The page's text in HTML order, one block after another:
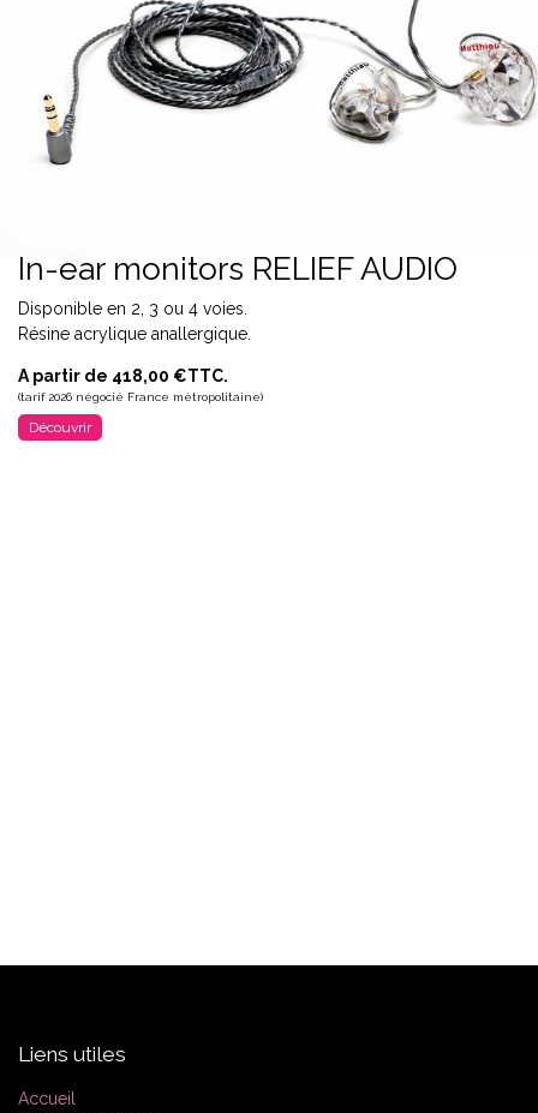
In-ear monitors RELIEF AUDIO
Disponible en 2, 3 ou 4 voies.
Résine acrylique anallergique.
A partir de 418,00 €TTC.
(tarif 2026 négocié France métropolitaine)
Découvrir
Liens utiles
Accueil